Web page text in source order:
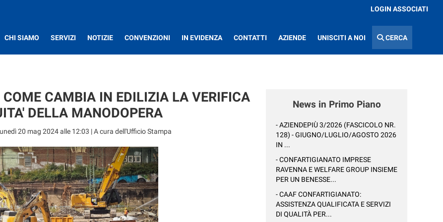
LOGIN ASSOCIATI
CHI SIAMO SERVIZI NOTIZIE CONVENZIONI IN EVIDENZA CONTATTI AZIENDE UNISCITI A NOI CERCA
CAMBIA IN EDILIZIA LA VERIFICA
DELLA MANODOPERA
20 mag 2024 alle 12:03 | A cura dell'Ufficio Stampa
News in Primo Piano
- AZIENDEPIÙ 3/2026 (FASCICOLO NR.
128) - GIUGNO/LUGLIO/AGOSTO 2026
IN ...
- CONFARTIGIANATO IMPRESE
RAVENNA E WELFARE GROUP INSIEME
PER UN BENESSE...
- CAAF CONFARTIGIANATO:
ASSISTENZA QUALIFICATA E SERVIZI
DI QUALITÀ PER...